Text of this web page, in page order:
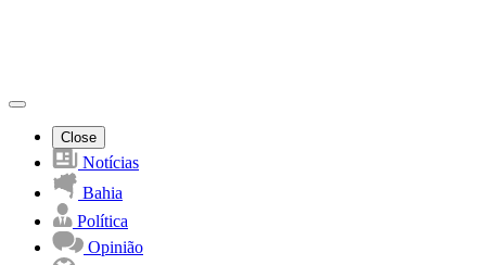
Close
Notícias
Bahia
Política
Opinião